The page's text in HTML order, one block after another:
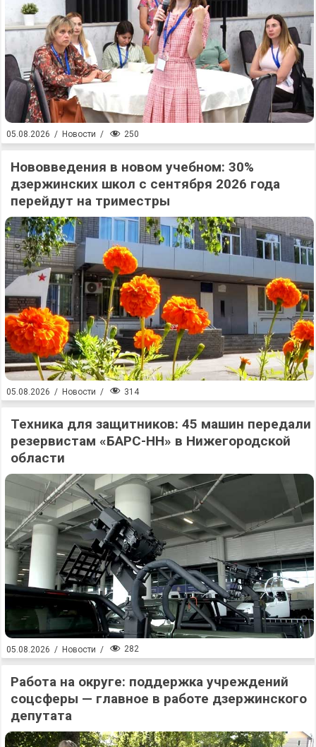
05.08.2026 / Новости / 250
Нововведения в новом учебном: 30%
дзержинских школ с сентября 2026 года
перейдут на триместры
05.08.2026 / Новости / 314
Техника для защитников: 45 машин передали
резервистам «БАРС-НН» в Нижегородской
области
05.08.2026 / Новости / 282
Работа на округе: поддержка учреждений
соцсферы — главное в работе дзержинского
депутата